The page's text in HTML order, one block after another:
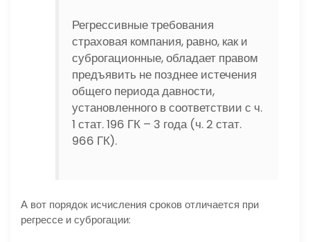
Регрессивные требования
страховая компания, равно, как и
суброгационные, обладает правом
предъявить не позднее истечения
общего периода давности,
установленного в соответствии с ч.
1 стат. 196 ГК – 3 года (ч. 2 стат.
966 ГК).
А вот порядок исчисления сроков отличается при
регрессе и суброгации: